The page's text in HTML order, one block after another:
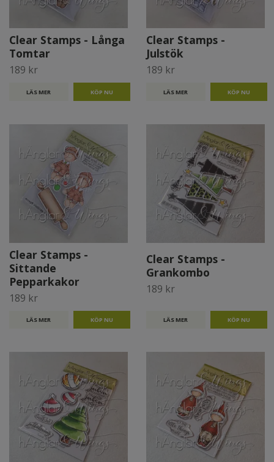
Clear Stamps - Långa
Tomtar
189 kr
LÄS MER
Clear Stamps -
Julstök
189 kr
LÄS MER
Clear Stamps -
Sittande
Pepparkakor
189 kr
LÄS MER
Clear Stamps -
Grankombo
189 kr
LÄS MER